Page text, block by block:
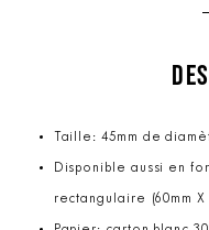
Taille: 45mm de
Disponible aussi en
rectangulaire (60mm X